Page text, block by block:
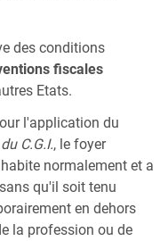
des conditions
fiscales
Etats.
l'application du
C.G.I., le foyer
normalement et a
qu'il soit tenu
en dehors
la profession ou de